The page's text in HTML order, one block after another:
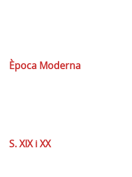
Època Moderna
S. XIX i XX